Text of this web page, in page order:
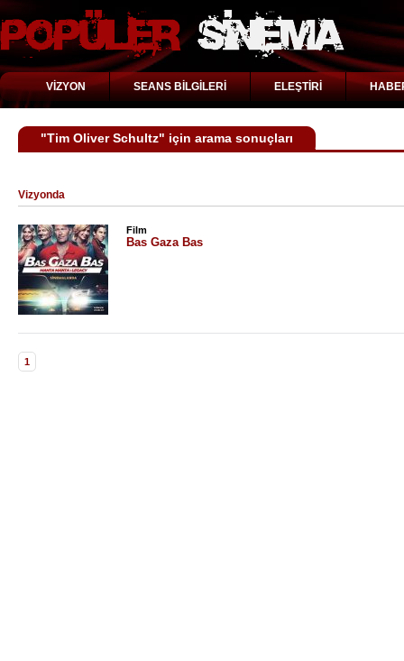
VİZYON SEANS BİLGİLERİ ELEŞTİRİ
"Tim Oliver Schultz" için arama sonuçları
Vizyonda
Film
Bas Gaza Bas
1